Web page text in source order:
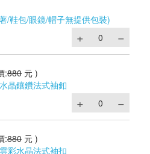
/鞋包/眼鏡/帽子無提供包裝)
:880 元 )
晶鑲鑽法式袖釦
:880 元 )
彩水晶法式袖扣